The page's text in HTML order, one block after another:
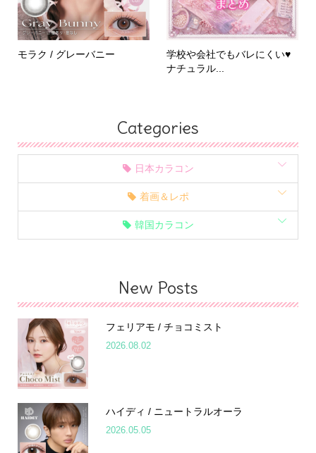
モラク / グレーバニー
学校や会社でもバレにくい♥
ナチュラル...
Categories
日本カラコン
着画＆レポ
韓国カラコン
New Posts
フェリアモ / チョコミスト
2026.08.02
ハイディ / ニュートラルオーラ
2026.05.05